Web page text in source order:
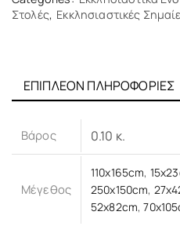
Στολές, Εκκλησιαστικές
ΕΠΙΠΛΈΟΝ ΠΛΗΡΟΦΟΡΊΕΣ
Βάρος 0.10 κ.
Μέγεθος
110x165cm,
250x150cm,
52x82cm,